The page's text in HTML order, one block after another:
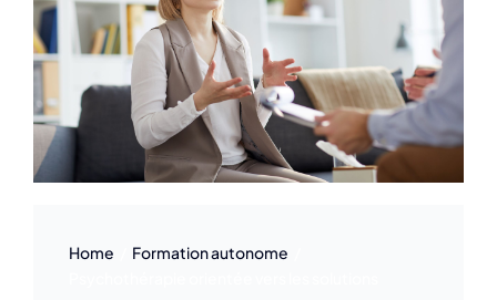
Home
Formation autonome